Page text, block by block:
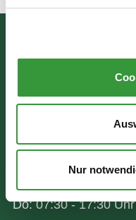
Nur
86150 Augsburg
Wir sind für Sie da:
Mo - Mi: 07:30 - 16:30
Do: 07:30 - 17:30 Uhr